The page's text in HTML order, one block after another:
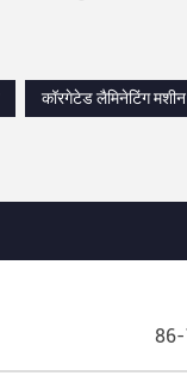
कॉरगेटेड लैमिनेटिंग मशीन